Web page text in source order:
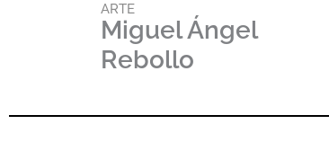
ARTE
Miguel Ángel
Rebollo